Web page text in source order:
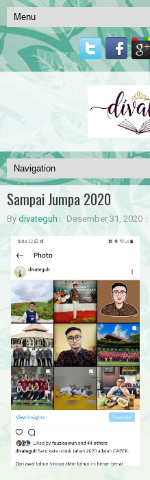
Sampai Jumpa 2020
By divateguh Desember 31, 2020